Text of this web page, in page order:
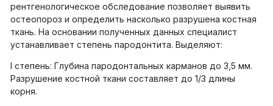
рентгенологическое обследование позволяет выявить
остеопороз и определить насколько разрушена костная
ткань. На основании полученных данных специалист
устанавливает степень пародонтита. Выделяют:
I степень: Глубина пародонтальных карманов до 3,5 мм.
Разрушение костной ткани составляет до 1/3 длины
корня.